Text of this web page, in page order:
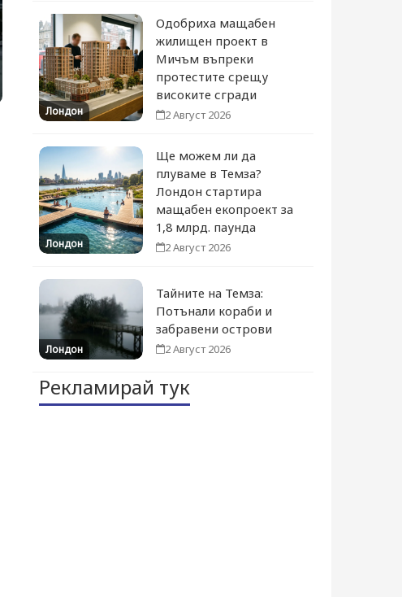
Лондон
Одобриха мащабен
жилищен проект в
Мичъм въпреки
протестите срещу
високите сгради
2 Август 2026
Лондон
Ще можем ли да
плуваме в Темза?
Лондон стартира
мащабен екопроект за
1,8 млрд. паунда
2 Август 2026
Лондон
Тайните на Темза:
Потънали кораби и
забравени острови
2 Август 2026
Рекламирай тук